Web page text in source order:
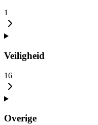
1
Veiligheid
16
Overige